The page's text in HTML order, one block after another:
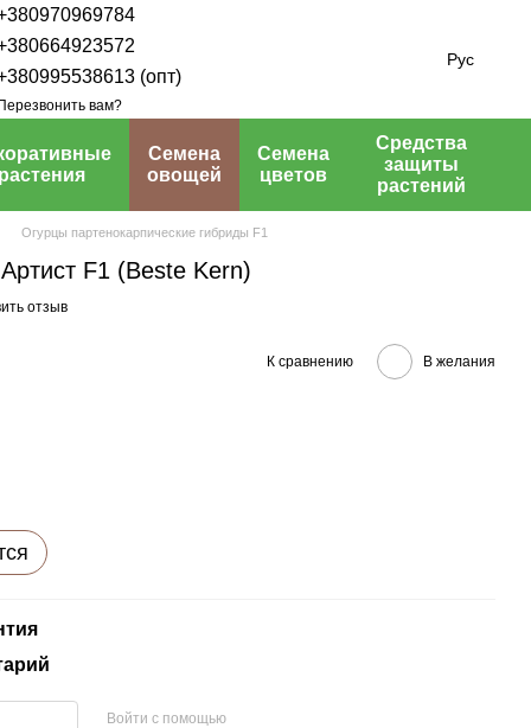
(опт)
вам?
Рус
растения
Семена
овощей
Семена
цветов
Средства
защиты
растений
Огурцы партенокарпические гибриды F1
F1 (Beste Kern)
отзыв
К сравнению В желания
Войти с помощью